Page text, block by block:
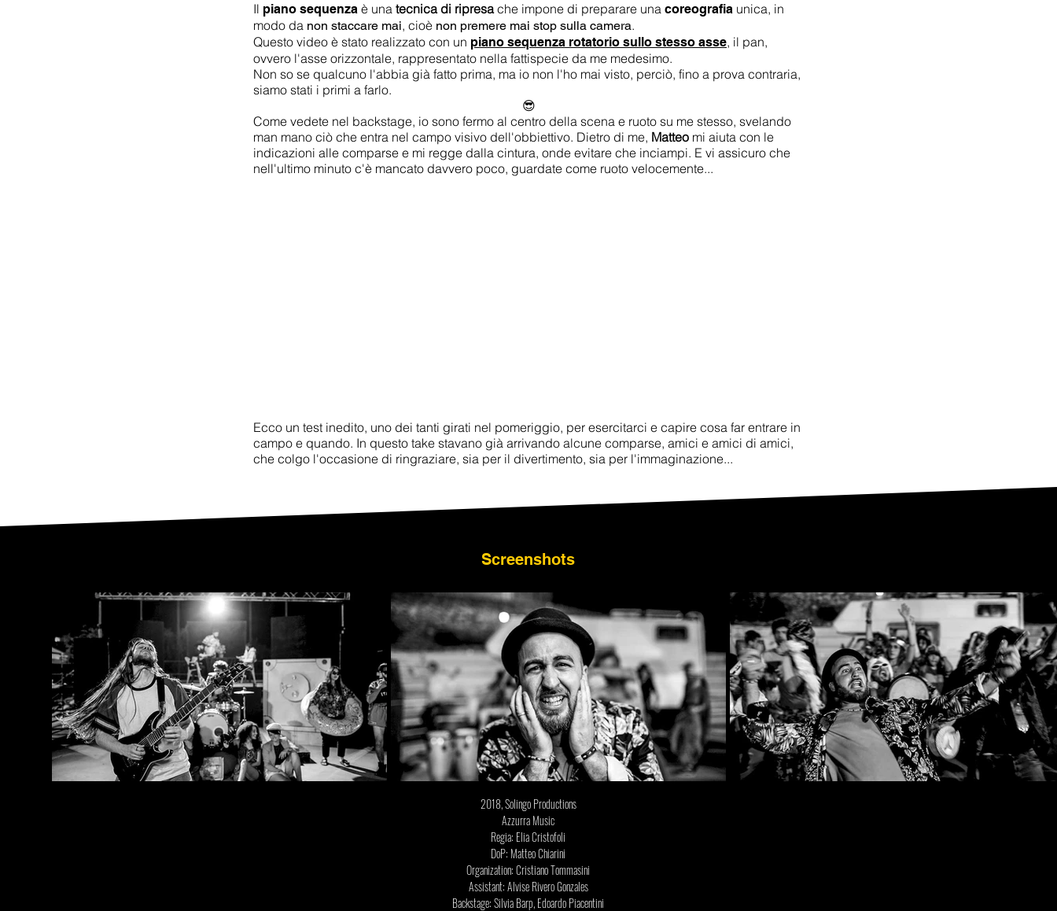
Il piano sequenza è una tecnica di ripresache impone di preparare una coreografia unica, in
modo da non staccare mai, cioè non premere mai stop sulla camera.
Questo video è stato realizzato con un piano sequenza rotatorio sullo stesso asse, il pan,
ovvero l'asse orizzontale, rappresentato nella fattispecie da me medesimo.
Non so se qualcuno l'abbia già fatto prima, ma io non l'ho mai visto, perciò, fino a prova contraria,
siamo stati i primi a farlo.
😎
Come vedete nel backstage, io sono fermo al centro della scena e ruoto su me stesso, svelando
man mano ciò che entra nel campo visivo dell'obbiettivo. Dietro di me, Matteo mi aiuta con le
indicazioni alle comparse e mi regge dalla cintura, onde evitare che inciampi. E vi assicuro che
nell'ultimo minuto c'è mancato davvero poco, guardate come ruoto velocemente...
Ecco un test inedito, uno dei tanti girati nel pomeriggio, per esercitarci e capire cosa far entrare in
campo e quando. In questo take stavano già arrivando alcune comparse, amici e amici di amici,
che colgo l'occasione di ringraziare, sia per il divertimento, sia per l'immaginazione...
Screenshots
2018, Solingo Productions
Azzurra Music
Regia: Elia Cristofoli
DoP: Matteo Chiarini
Organization: Cristiano Tommasini
Assistant: Alvise Rivero Gonzales
Backstage: Silvia Barp, Edoardo Piacentini